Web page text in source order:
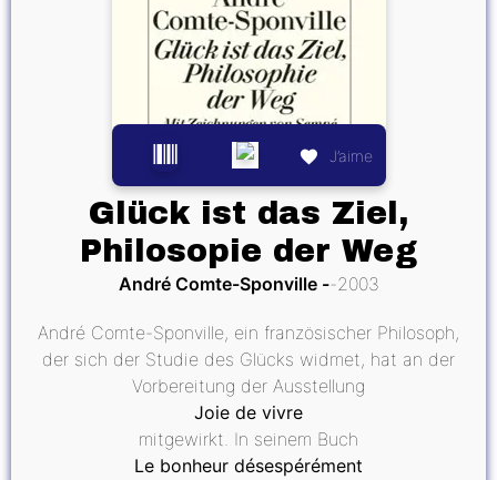
J’aime
Glück ist das Ziel,
Philosopie der Weg
André Comte-Sponville 2003
André Comte-Sponville, ein französischer Philosoph,
der sich der Studie des Glücks widmet, hat an der
Vorbereitung der Ausstellung
Joie de vivre
mitgewirkt. In seinem Buch
Le bonheur désespérément